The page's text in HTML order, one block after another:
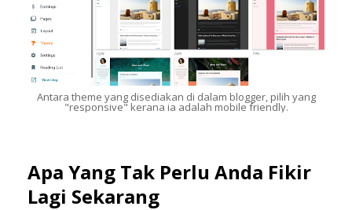
Antara theme yang disediakan di dalam blogger, pilih yang
"responsive" kerana ia adalah mobile friendly.
Apa Yang Tak Perlu Anda Fikir
Lagi Sekarang